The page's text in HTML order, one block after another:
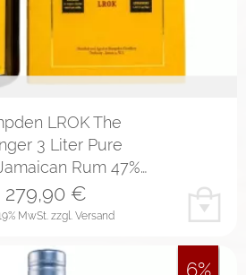
LROK The
3 Liter Pure
Rum 47%…
MwSt. zzgl. Versand
279,90€
6%